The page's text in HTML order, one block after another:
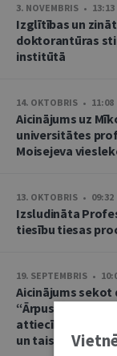
3. NOVEMBRIS • 13:13
Izglītības un
doktorantūras
institūtā
14. OKTOBRIS • 11:08
Aicinājums uz
universitātes
Moisejeva
13. OKTOBRIS • 09:32
Izsludināta
tiesību tiesas
19. SEPTEMBRIS •
Aicinājums sekot
“Ārpustiesas
attiecību
un taisnīga?”